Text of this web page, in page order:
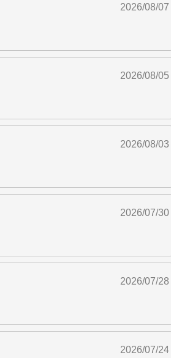
2026/08/07
2026/08/05
2026/08/03
2026/07/30
2026/07/28
2026/07/24